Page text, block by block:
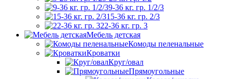
9-36 кг. гр. 1/2/3
15-36 кг. гр. 2/3
22-36 кг. гр. 3
Мебель детская
Комоды пеленальные
Кроватки
Круг/овал
Прямоугольные